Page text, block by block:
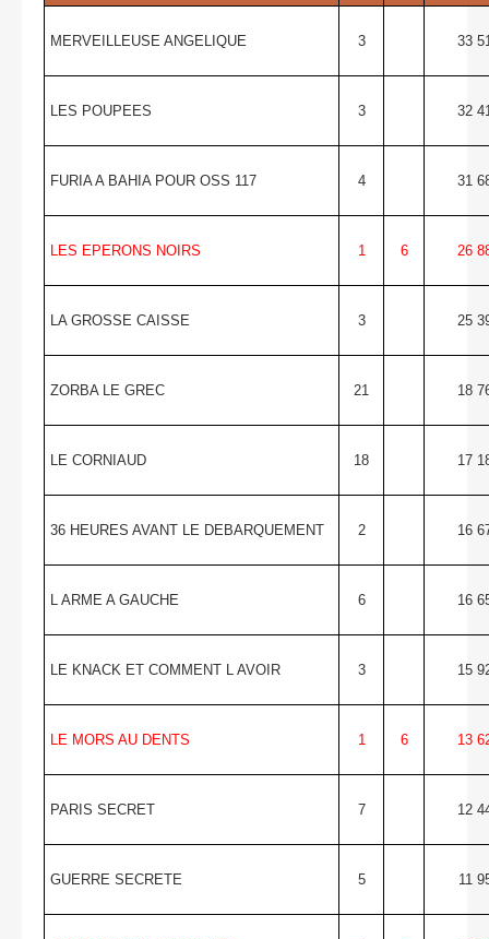
MERVEILLEUSE ANGELIQUE 3 33
LES POUPEES 3 32
FURIA A BAHIA POUR OSS 117 4 31
LES EPERONS NOIRS 1 6 26
LA GROSSE CAISSE 3 25
ZORBA LE GREC 21 18
LE CORNIAUD 18 17
36 HEURES AVANT LE DEBARQUEMENT 2 16
L ARME A GAUCHE 6 16
LE KNACK ET COMMENT L AVOIR 3 15
LE MORS AU DENTS 1 6 13
PARIS SECRET 7 12
GUERRE SECRETE 5 11